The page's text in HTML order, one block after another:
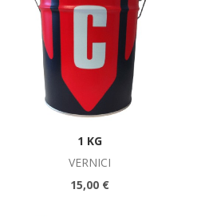
1 KG
VERNICI
15,00 €